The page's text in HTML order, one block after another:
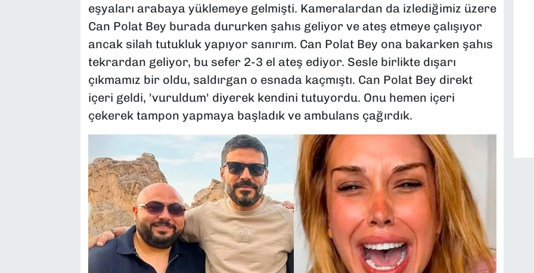
eşyaları arabaya yüklemeye gelmişti. Kameralardan da izlediğimiz üzere
Can Polat Bey burada dururken şahıs geliyor ve ateş etmeye çalışıyor
ancak silah tutukluk yapıyor sanırım. Can Polat Bey ona bakarken şahıs
tekrardan geliyor, bu sefer 2-3 el ateş ediyor. Sesle birlikte dışarı
çıkmamız bir oldu, saldırgan o esnada kaçmıştı. Can Polat Bey direkt
içeri geldi, 'vuruldum' diyerek kendini tutuyordu. Onu hemen içeri
çekerek tampon yapmaya başladık ve ambulans çağırdık.